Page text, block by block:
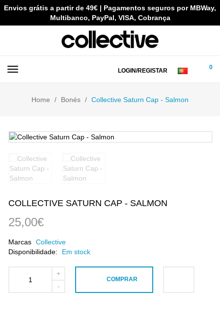
Envios grátis a partir de 49€ | Pagamentos seguros por MBWay,
Multibanco, PayPal, VISA, Cobrança
LOGIN/REGISTAR 0
Home Bonés Collective Saturn Cap - Salmon
COLLECTIVE SATURN CAP - SALMON
25,00€
Marcas Collective
Disponibilidade:
Em stock
COMPRAR